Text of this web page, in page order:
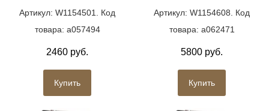
Артикул: W1154501. Код
товара: a057494
2460 руб.
Купить
Артикул: W1154608. Код
товара: a062471
5800 руб.
Купить